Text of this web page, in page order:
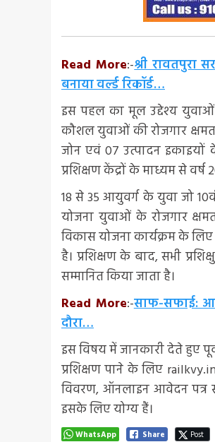
Read More:-श्री रावतपुरा
बनाया वर्ल्ड रिकॉर्ड…
इस पहल का मूल उद्देश्य युवाओं
कौशल युवाओं की रोजगार
जोन एवं 07 उत्पादन इकाइयों
प्रशिक्षण केंद्रों के माध्यम से
18 से 35 आयुवर्ग के युवा जो
योजना युवाओं के रोजगार
विकास योजना कार्यक्रम के
है। प्रशिक्षण के बाद, सभी
सम्मानित किया जाता है।
Read More:-साफ-सफाई:
दौरा…
इस विषय में जानकारी देते हुए
प्रशिक्षण पाने के लिए
विवरण, ऑनलाइन आवेदन पत्र
इसके लिए योग्य हैं।
WhatsApp Share Post